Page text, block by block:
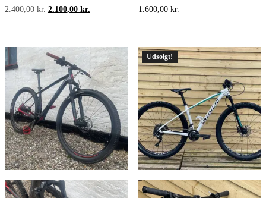
2.400,00kr. Den
2.400,00 kr..
2.100,00 kr.
2.100,00 kr..
1.600,00 kr.
Udsolgt!